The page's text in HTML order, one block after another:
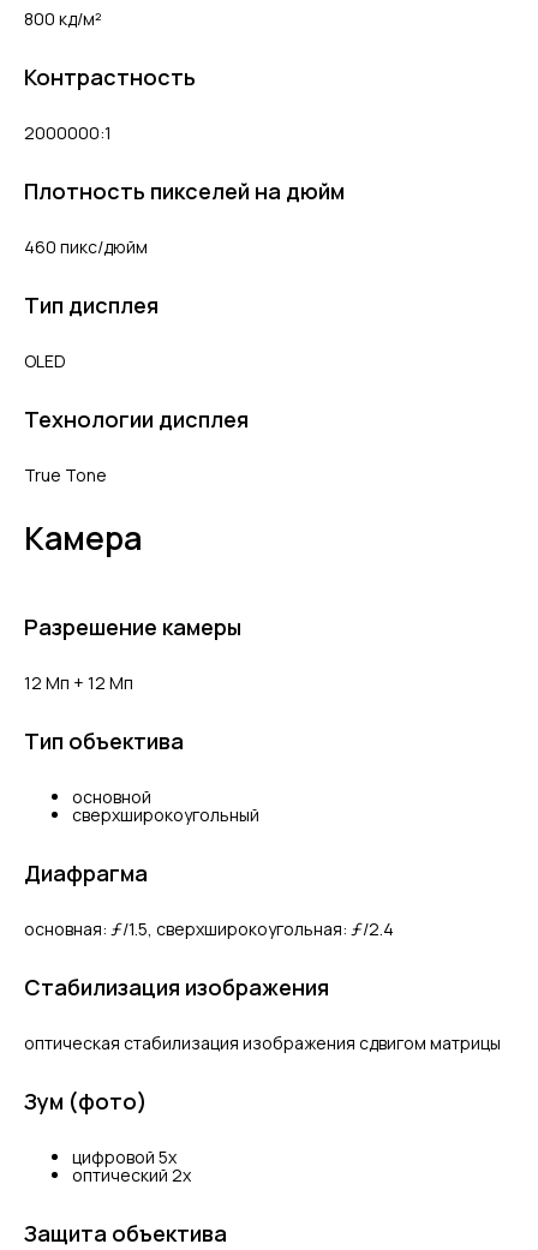
800 кд/м²
Контрастность
2000000:1
Плотность пикселей на дюйм
460 пикс/дюйм
Тип дисплея
OLED
Технологии дисплея
True Tone
Камера
Разрешение камеры
12 Мп + 12 Мп
Тип объектива
основной
сверхширокоугольный
Диафрагма
основная: ƒ/1.5, сверхшироко­угольная: ƒ/2.4
Стабилизация изображения
оптическая стабилизация изображения сдвигом матрицы
Зум (фото)
цифровой 5x
оптический 2x
Защита объектива